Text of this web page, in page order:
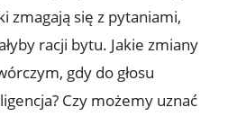
zmagają się z pytaniami,
racji bytu. Jakie zmiany
gdy do głosu
Czy możemy uznać